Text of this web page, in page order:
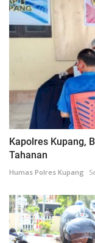
Kapolres Kupang,
Tahanan
Humas Polres Kupang